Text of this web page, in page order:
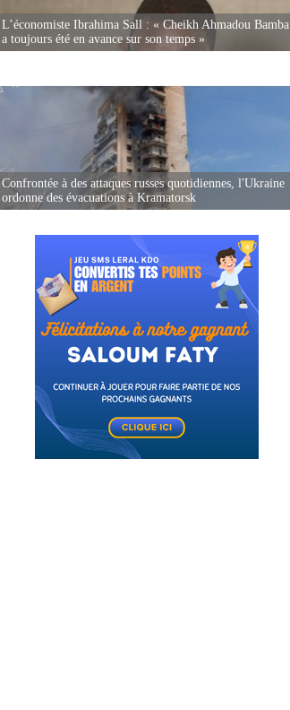
L’économiste Ibrahima Sall : « Cheikh Ahmadou Bamba
a toujours été en avance sur son temps »
Confrontée à des attaques russes quotidiennes, l'Ukraine
ordonne des évacuations à Kramatorsk